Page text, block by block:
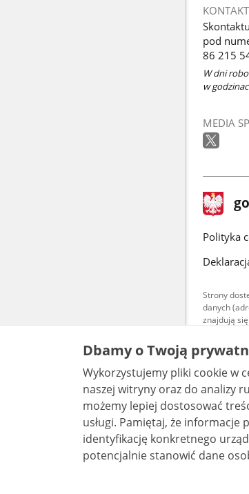
KONTAKT
pod
86 215
W dni
w
MEDIA
stopka
gov.pl
Polityka
Strony
danych
znajdują
Dbamy o Twoją
Wykorzystujemy pliki cookie w
naszej witryny oraz do analizy ruchu
możemy lepiej dostosować
usługi. Pamiętaj, że informacje przechowywane w plikach cookie mogą pozwalać na
identyfikację konkretnego
potencjalnie stanowić dane